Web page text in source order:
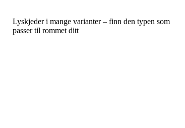
Lyskjeder i mange varianter – finn den typen som
passer til rommet ditt